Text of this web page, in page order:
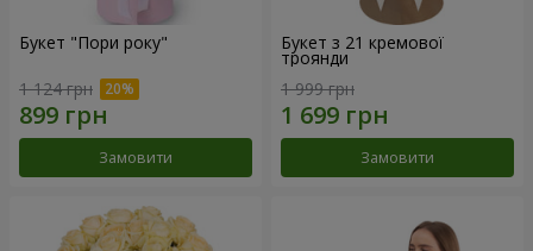
Букет "Пори року"
1 124 грн
Замовити
Букет з 21 кремової
троянди
1 999 грн
Замовити